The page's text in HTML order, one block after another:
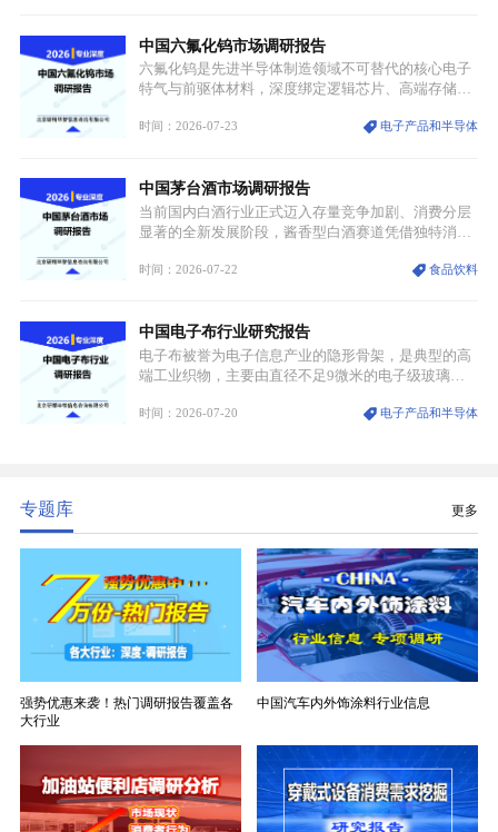
领域渗透”的战略体系，成为全球科技产业运转的刚
需资源。
中国六氟化钨市场调研报告
六氟化钨是先进半导体制造领域不可替代的核心电子
特气与前驱体材料，深度绑定逻辑芯片、高端存储芯
沉积（CVD）、原子层沉积（ALD）工艺专用前驱体
密制造流程。
时间：2026-07-23 电子产品和半导体
中国茅台酒市场调研报告
当前国内白酒行业正式迈入存量竞争加剧、消费分层
显著的全新发展阶段，酱香型白酒赛道凭借独特消费
道。贵州茅台凭借独一无二的核心产区壁垒、刚性产
业。
时间：2026-07-22 食品饮料
中国电子布行业研究报告
电子布被誉为电子信息产业的隐形骨架，是典型的高
端工业织物，主要由直径不足9微米的电子级玻璃纤
生产制造过程中不可或缺的核心基材。电子布具备高
时间：2026-07-20 电子产品和半导体
专题库 更多
强势优惠来袭！热门调研报告覆盖各
大行业
中国汽车内外饰涂料行业信息